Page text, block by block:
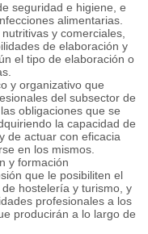
seguridad e higiene, e
alimentarias.
y comerciales,
de elaboración y
el tipo de elaboración o
y organizativo que
del subsector de
obligaciones que se
la capacidad de
de actuar con eficacia
en los mismos.
y formación
que le posibiliten el
hostelería y turismo, y
profesionales a los
producirán a lo largo de